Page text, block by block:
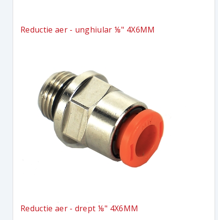
Reductie aer - unghiular ⅛" 4X6MM
Reductie aer - drept ⅛" 4X6MM